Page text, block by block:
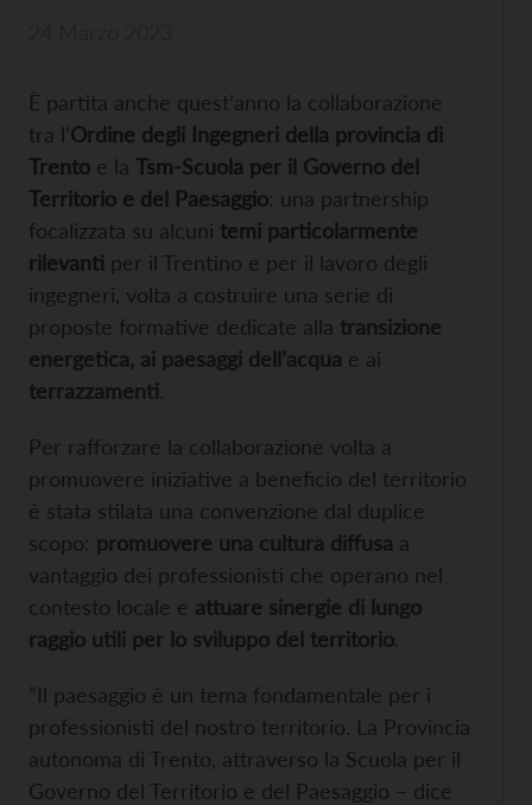
È partita anche quest’anno la collaborazione
tra l’Ordine degli Ingegneri della provincia di
Trento e la Tsm-Scuola per il Governo del
Territorio e del Paesaggio: una partnership
focalizzata su alcuni temi particolarmente
rilevanti per il Trentino e per il lavoro degli
ingegneri, volta a costruire una serie di
proposte formative dedicate alla transizione
energetica, ai paesaggi dell’acqua e ai
terrazzamenti.
Per rafforzare la collaborazione volta a
promuovere iniziative a beneficio del territorio
è stata stilata una convenzione dal duplice
scopo: promuovere una cultura diffusa a
vantaggio dei professionisti che operano nel
contesto locale e attuare sinergie di lungo
raggio utili per lo sviluppo del territorio.
“Il paesaggio è un tema fondamentale per i
professionisti del nostro territorio. La Provincia
autonoma di Trento, attraverso la Scuola per il
Governo del Territorio e del Paesaggio – dice